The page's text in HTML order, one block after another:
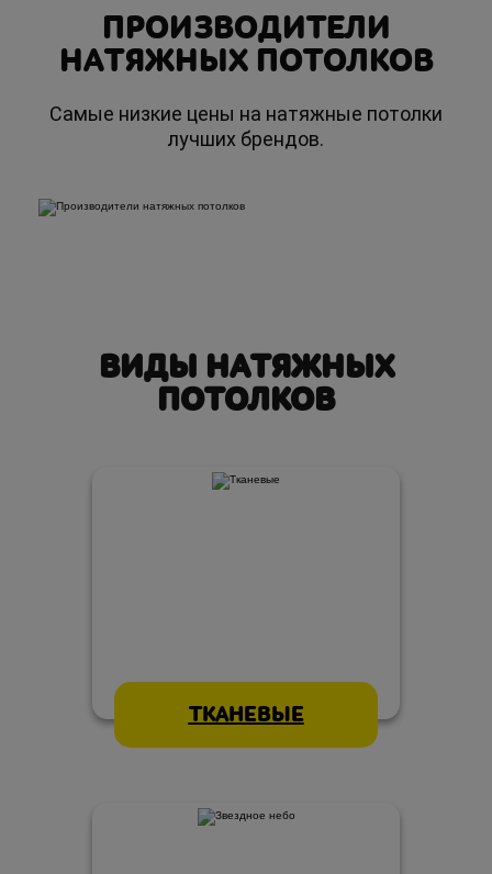
ПРОИЗВОДИТЕЛИ
НАТЯЖНЫХ ПОТОЛКОВ
Самые низкие цены на натяжные потолки
лучших брендов.
ВИДЫ НАТЯЖНЫХ
ПОТОЛКОВ
ТКАНЕВЫЕ